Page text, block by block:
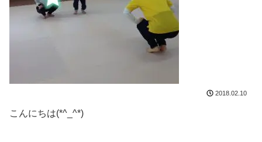
2018.02.10
こんにちは(*^_^*)